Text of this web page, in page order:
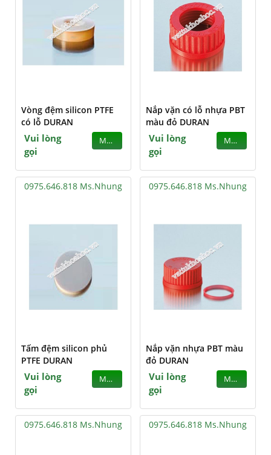
Vòng đệm silicon PTFE
có lỗ DURAN
Vui lòng
gọi
MUA
Nắp vặn có lỗ nhựa PBT
màu đỏ DURAN
Vui lòng
gọi
MUA
0975.646.818 Ms.Nhung
Tấm đệm silicon phủ
PTFE DURAN
Vui lòng
gọi
MUA
0975.646.818 Ms.Nhung
Nắp vặn nhựa PBT màu
đỏ DURAN
Vui lòng
gọi
MUA
0975.646.818 Ms.Nhung 0975.646.818 Ms.Nhung